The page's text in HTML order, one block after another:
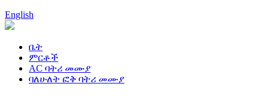
English
ቤት
ምርቶች
AC ባትሪ መሙያ
ባለሁለት ፎቅ ባትሪ መሙያ